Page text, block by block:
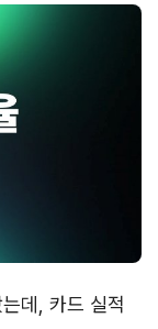
데, 카드 실적